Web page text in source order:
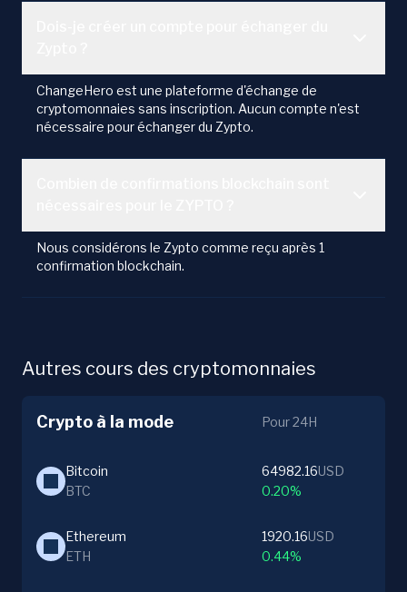
ChangeHero est une plateforme d'échange de
cryptomonnaies sans inscription. Aucun compte n'est
nécessaire pour échanger du Zypto.
Nous considérons le Zypto comme reçu après 1
confirmation blockchain.
Autres cours des cryptomonnaies
Crypto à la mode Pour 24H
Bitcoin
BTC
64982.16USD
0.20%
Ethereum
ETH
1920.16USD
0.44%